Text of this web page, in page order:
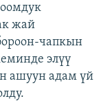
жай
чапкын
элүү
ашуун адам үй